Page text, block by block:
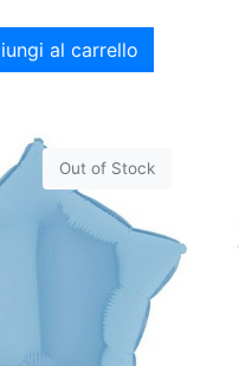
al carrello
Out of Stock